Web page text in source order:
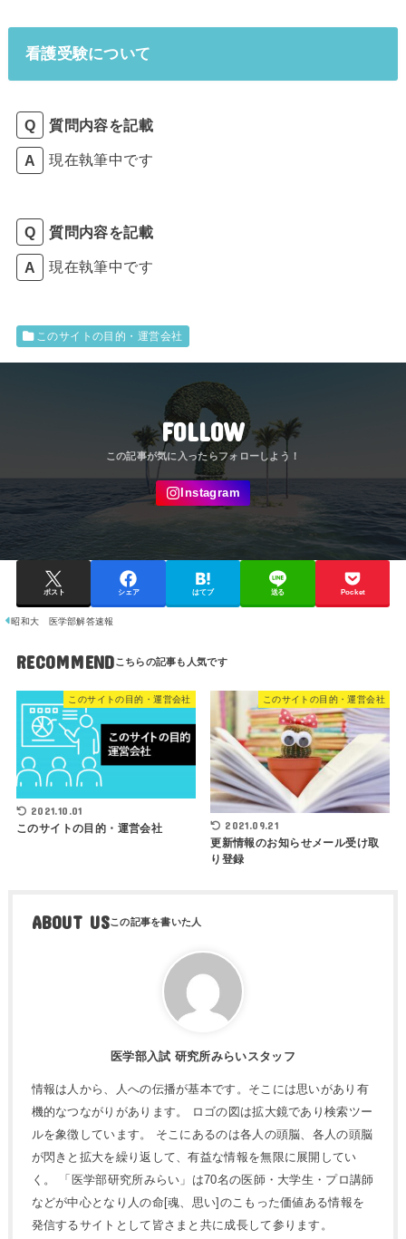
看護受験について
質問内容を記載
現在執筆中です
質問内容を記載
現在執筆中です
このサイトの目的・運営会社
FOLLOW
ポスト シェア はてブ 送る Pocket
昭和大 医学部解答速報
RECOMMEND
このサイトの目的・運営会社
2021.10.01
このサイトの目的・運営会社
このサイトの目的・運営会社
2021.09.21
更新情報のお知らせメール受け取
り登録
ABOUT US
医学部入試 研究所みらいスタッフ
情報は人から、人への伝播が基本です。そこには思いがあり有
機的なつながりがあります。 ロゴの図は拡大鏡であり検索ツー
ルを象徴しています。 そこにあるのは各人の頭脳、各人の頭脳
が閃きと拡大を繰り返して、有益な情報を無限に展開してい
く。 「医学部研究所みらい」は70名の医師・大学生・プロ講師
などが中心となり人の命[魂、思い]のこもった価値ある情報を
発信するサイトとして皆さまと共に成長して参ります。